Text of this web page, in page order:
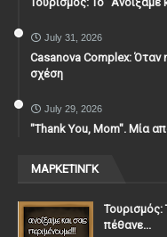
July 31, 2026
Casanova Complex: Όταν
σχέση
July 29, 2026
"Thank You, Mοm". Μία
ΜΑΡΚΕΤΙΝΓΚ
Τουρισμός:
πέθανε...